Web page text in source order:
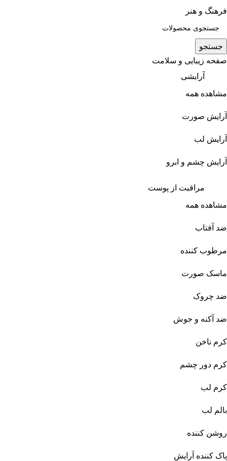
فرهنگ و هنر
جستجو
صفحه زیبایی و سلامت
آرایشی
مشاهده همه
آرایش صورت
آرایش لب
آرایش چشم و ابرو
مراقبت از پوست
مشاهده همه
ضد آفتاب
مرطوب کننده
ماسک صورت
ضد چروک
ضد آکنه و جوش
کرم ناخن
کرم دور چشم
کرم لب
بالم لب
روشن کننده
پاک کننده آرایش